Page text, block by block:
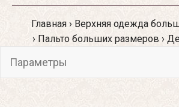
Главная
Верхняя одежда
Пальто больших размеров
Параметры